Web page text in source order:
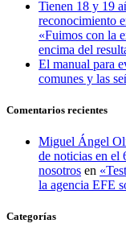
Tienen 18 y 19
reconocimiento
«Fuimos con la
encima del
El manual para
comunes y las
Comentarios recientes
Miguel Ángel
de noticias en el
nosotros en
la agencia EFE
Categorías